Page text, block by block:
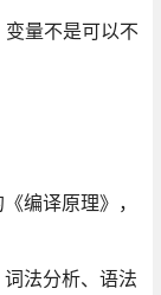
量不是可以不
编译原理》，
法分析、语法